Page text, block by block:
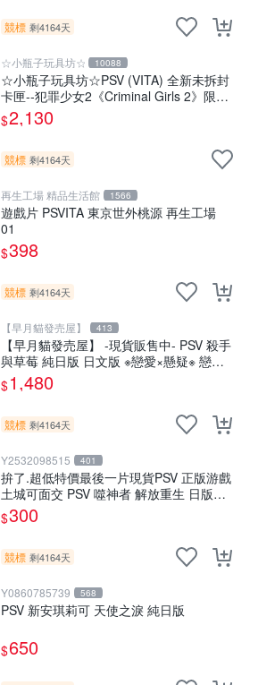
競標 剩4164天
☆小瓶子玩具坊☆ 10088
☆小瓶子玩具坊☆PSV (VITA) 全新未拆封
卡匣--犯罪少女2《Criminal Girls 2》限定
版 (日版)
$2,130
競標 剩4164天
再生工場 精品生活館 1566
遊戲片 PSVITA 東京世外桃源 再生工場
01
$398
競標 剩4164天
【早月貓發売屋】 413
【早月貓發売屋】 -現貨販售中- PSV 殺手
與草莓 純日版 日文版 ※戀愛×懸疑※ 戀愛
ADV遊戲
$1,480
競標 剩4164天
Y2532098515 401
拚了.超低特價最後一片現貨PSV 正版游戲
土城可面交 PSV 噬神者 解放重生 日版
【9成新】✪裸片 二手九成新~
$300
競標 剩4164天
Y0860785739 568
PSV 新安琪莉可 天使之淚 純日版
$650